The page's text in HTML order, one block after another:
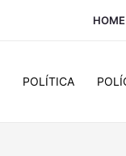
HOME
POLÍTICA